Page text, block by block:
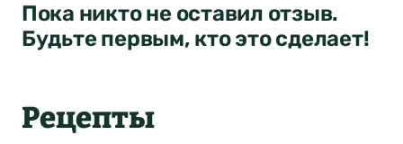
Пока никто не оставил отзыв.
Будьте первым, кто это сделает!
Рецепты